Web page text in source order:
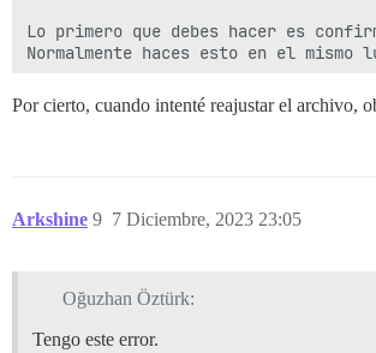
Lo primero que debes hacer es
Normalmente haces esto en el
Si estás seguro de que la
Una búsqueda en la web de "abrir
Por cierto, cuando intenté reajustar el archivo,
Arkshine 7 Diciembre, 2023 23:05
9
Oğuzhan Öztürk:
Tengo este error.